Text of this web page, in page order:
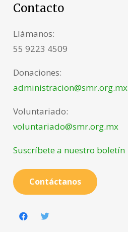
Contacto
Llámanos:
55 9223 4509
Donaciones:
administracion@smr.org.mx
Voluntariado:
voluntariado@smr.org.mx
Suscríbete a nuestro boletín
Contáctanos